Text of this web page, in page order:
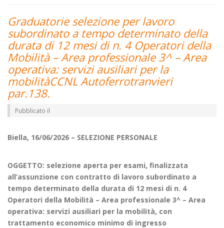
Graduatorie selezione per lavoro
subordinato a tempo determinato della
durata di 12 mesi di n. 4 Operatori della
Mobilità – Area professionale 3^ – Area
operativa: servizi ausiliari per la
mobilitàCCNL Autoferrotranvieri
par.138.
Pubblicato il
Biella, 16/06/2026 – SELEZIONE PERSONALE
OGGETTO: selezione aperta per esami, finalizzata
all’assunzione con contratto di lavoro subordinato a
tempo determinato della durata di 12 mesi di n. 4
Operatori della Mobilità – Area professionale 3^ – Area
operativa: servizi ausiliari per la mobilità, con
trattamento economico minimo di ingresso